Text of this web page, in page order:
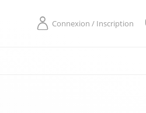
Connexion / Inscription